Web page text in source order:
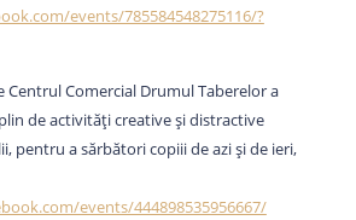
events/785584548275116/?
Centrul Comercial Drumul Taberelor a
de activităţi creative și distractive
pentru a sărbători copiii de azi și de ieri,
events/444898535956667/